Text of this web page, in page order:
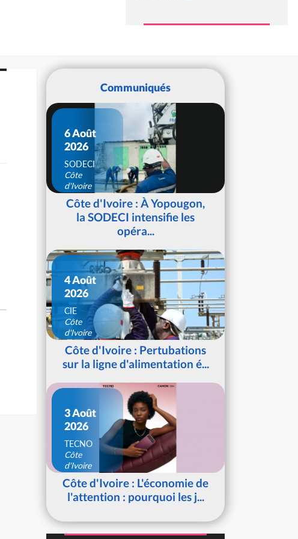
Communiqués
6 Août
2026
SODECI
Côte
d'Ivoire
Côte d'Ivoire : À Yopougon,
la SODECI intensifie les
opéra...
4 Août
2026
CIE
Côte
d'Ivoire
Côte d'Ivoire : Pertubations
sur la ligne d'alimentation é...
3 Août
2026
TECNO
Côte
d'Ivoire
Côte d'Ivoire : L'économie de
l'attention : pourquoi les j...